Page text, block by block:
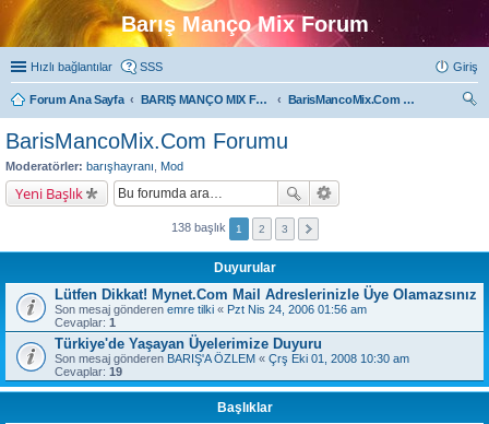
Barış Manço Mix Forum
Hızlı bağlantılar SSS Giriş
Forum Ana Sayfa BARIŞ MANÇO MIX FORUMLARI
BarisMancoMix.Com Forumu
BarisMancoMix.Com Forumu
Moderatörler: barışhayranı Mod
Yeni Başlık
138 başlık 1 2 3
Duyurular
Lütfen Dikkat! Mynet.Com Mail Adreslerinizle Üye Olamazsınız
Son mesaj gönderen emre tilki « Pzt Nis 24, 2006 01:56 am
Cevaplar: 1
Türkiye'de Yaşayan Üyelerimize Duyuru
Son mesaj gönderen BARIŞ'A ÖZLEM « Çrş Eki 01, 2008 10:30 am
Cevaplar: 19
Başlıklar